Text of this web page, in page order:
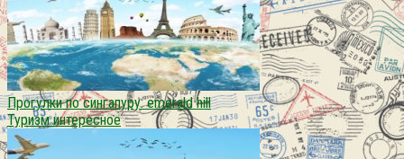
Прогулки по сингапуру: emerald hill
Туризм интересное